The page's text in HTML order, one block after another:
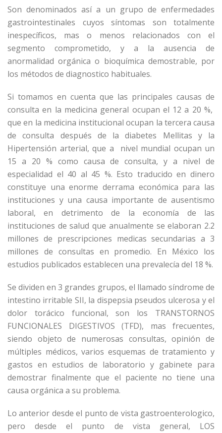
Son denominados así a un grupo de enfermedades
gastrointestinales cuyos síntomas son totalmente
inespecíficos, mas o menos relacionados con el
segmento comprometido, y a la ausencia de
anormalidad orgánica o bioquímica demostrable, por
los métodos de diagnostico habituales.
Si tomamos en cuenta que las principales causas de
consulta en la medicina general ocupan el 12 a 20 %,
que en la medicina institucional ocupan la tercera causa
de consulta después de la diabetes Mellitas y la
Hipertensión arterial, que a nivel mundial ocupan un
15 a 20 % como causa de consulta, y a nivel de
especialidad el 40 al 45 %. Esto traducido en dinero
constituye una enorme derrama económica para las
instituciones y una causa importante de ausentismo
laboral, en detrimento de la economía de las
instituciones de salud que anualmente se elaboran 2.2
millones de prescripciones medicas secundarias a 3
millones de consultas en promedio. En México los
estudios publicados establecen una prevalecía del 18 %.
Se dividen en 3 grandes grupos, el llamado síndrome de
intestino irritable SII, la dispepsia pseudos ulcerosa y el
dolor torácico funcional, son los TRANSTORNOS
FUNCIONALES DIGESTIVOS (TFD), mas frecuentes,
siendo objeto de numerosas consultas, opinión de
múltiples médicos, varios esquemas de tratamiento y
gastos en estudios de laboratorio y gabinete para
demostrar finalmente que el paciente no tiene una
causa orgánica a su problema.
Lo anterior desde el punto de vista gastroenterologico,
pero desde el punto de vista general, LOS